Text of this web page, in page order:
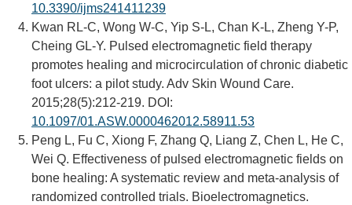
10.3390/ijms241411239
Kwan RL-C, Wong W-C, Yip S-L, Chan K-L, Zheng Y-P,
Cheing GL-Y. Pulsed electromagnetic field therapy
promotes healing and microcirculation of chronic diabetic
foot ulcers: a pilot study. Adv Skin Wound Care.
2015;28(5):212-219. DOI:
10.1097/01.ASW.0000462012.58911.53
Peng L, Fu C, Xiong F, Zhang Q, Liang Z, Chen L, He C,
Wei Q. Effectiveness of pulsed electromagnetic fields on
bone healing: A systematic review and meta-analysis of
randomized controlled trials. Bioelectromagnetics.